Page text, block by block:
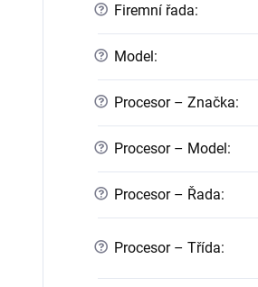
? Firemní řada:
? Model :
? Procesor – Značka:
? Procesor – Model :
? Procesor – Řada:
? Procesor – Třída: